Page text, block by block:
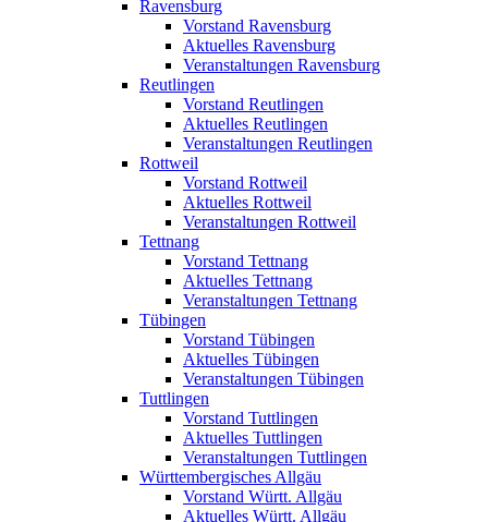
Ravensburg
Vorstand Ravensburg
Aktuelles Ravensburg
Veranstaltungen Ravensburg
Reutlingen
Vorstand Reutlingen
Aktuelles Reutlingen
Veranstaltungen Reutlingen
Rottweil
Vorstand Rottweil
Aktuelles Rottweil
Veranstaltungen Rottweil
Tettnang
Vorstand Tettnang
Aktuelles Tettnang
Veranstaltungen Tettnang
Tübingen
Vorstand Tübingen
Aktuelles Tübingen
Veranstaltungen Tübingen
Tuttlingen
Vorstand Tuttlingen
Aktuelles Tuttlingen
Veranstaltungen Tuttlingen
Württembergisches Allgäu
Vorstand Württ. Allgäu
Aktuelles Württ. Allgäu